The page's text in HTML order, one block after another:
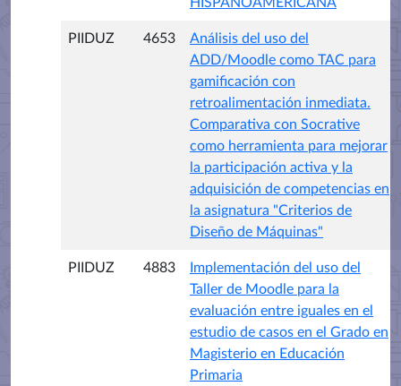
PIIDUZ 4653
Análisis del uso del
ADD/Moodle como TAC para
gamificación con
retroalimentación inmediata.
Comparativa con Socrative
como herramienta para mejorar
la participación activa y la
adquisición de competencias en
la asignatura "Criterios de
Diseño de Máquinas"
PIIDUZ 4883
Implementación del uso del
Taller de Moodle para la
evaluación entre iguales en el
estudio de casos en el Grado en
Magisterio en Educación
Primaria